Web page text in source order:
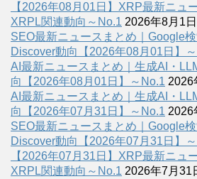
【2026年08月01日】XRP最新ニュ
XRPL関連動向～No.1 2026年8月1日
SEO最新ニュースまとめ｜Google
Discover動向【2026年08月01日】
AI最新ニュースまとめ｜生成AI・
向【2026年08月01日】～No.1 2026
AI最新ニュースまとめ｜生成AI・
向【2026年07月31日】～No.1 2026
SEO最新ニュースまとめ｜Google
Discover動向【2026年07月31日】
【2026年07月31日】XRP最新ニュ
XRPL関連動向～No.1 2026年7月31